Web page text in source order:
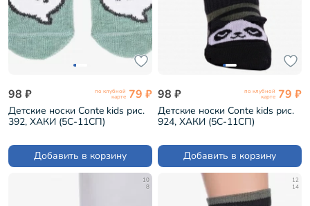
98 ₽ по клубной
карте 79 ₽
Детские носки Conte kids рис.
392, ХАКИ (5С-11СП)
Добавить в корзину
98 ₽ по клубной
карте 79 ₽
Детские носки Conte kids рис.
924, ХАКИ (5С-11СП)
Добавить в корзину
10
8
12
14